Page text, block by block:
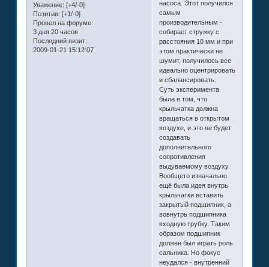
Уважение: [+4/-0]
Позитив: [+1/-0]
Провел на форуме:
3 дня 20 часов
Последний визит:
2009-01-21 15:12:07
насоса. Этот получился
самым
производительным -
собирает стружку с
расстояния 10 мм и при
этом практически не
шумит, получилось все
идеально оцентрировать
и сбалансировать.
Суть эксперимента
была в том, что
крыльчатка должна
вращаться в открытом
воздухе, и это не будет
создавать
дополнительного
сопротивления
выдуваемому воздуху.
Вообщето изначально
ещё была идея внутрь
крыльчатки вставить
закрытый подшипник, а
вовнутрь подшипника
входную трубку. Таким
образом подшипник
должен был играть роль
сальника. Но фокус
неудался - внутренний